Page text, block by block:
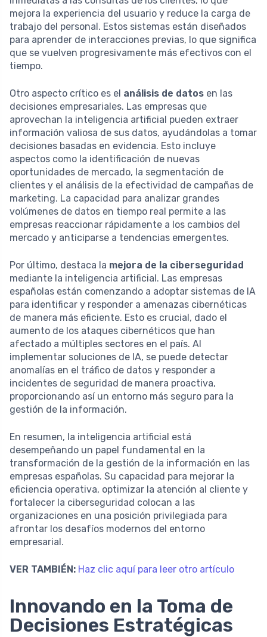
mejora la experiencia del usuario y reduce la carga de
trabajo del personal. Estos sistemas están diseñados
para aprender de interacciones previas, lo que significa
que se vuelven progresivamente más efectivos con el
tiempo.
Otro aspecto crítico es el análisis de datos en las
decisiones empresariales. Las empresas que
aprovechan la inteligencia artificial pueden extraer
información valiosa de sus datos, ayudándolas a tomar
decisiones basadas en evidencia. Esto incluye
aspectos como la identificación de nuevas
oportunidades de mercado, la segmentación de
clientes y el análisis de la efectividad de campañas de
marketing. La capacidad para analizar grandes
volúmenes de datos en tiempo real permite a las
empresas reaccionar rápidamente a los cambios del
mercado y anticiparse a tendencias emergentes.
Por último, destaca la mejora de la ciberseguridad
mediante la inteligencia artificial. Las empresas
españolas están comenzando a adoptar sistemas de IA
para identificar y responder a amenazas cibernéticas
de manera más eficiente. Esto es crucial, dado el
aumento de los ataques cibernéticos que han
afectado a múltiples sectores en el país. Al
implementar soluciones de IA, se puede detectar
anomalías en el tráfico de datos y responder a
incidentes de seguridad de manera proactiva,
proporcionando así un entorno más seguro para la
gestión de la información.
En resumen, la inteligencia artificial está
desempeñando un papel fundamental en la
transformación de la gestión de la información en las
empresas españolas. Su capacidad para mejorar la
eficiencia operativa, optimizar la atención al cliente y
fortalecer la ciberseguridad colocan a las
organizaciones en una posición privilegiada para
afrontar los desafíos modernos del entorno
empresarial.
VER TAMBIÉN: Haz clic aquí para leer otro artículo
Innovando en la Toma de
Decisiones Estratégicas